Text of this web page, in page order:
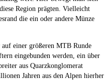
Region prägten. Vielleicht
die ein oder andere Münze
einer größeren MTB Runde
eingebunden werden, ein über
aus Quarzkonglomerat
Jahren aus den Alpen hierher